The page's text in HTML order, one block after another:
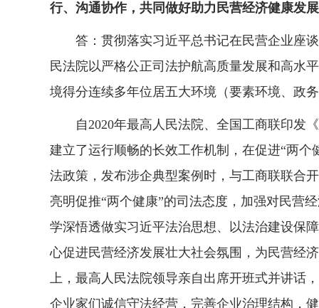
行、沟通协作，共同做好助力民营经济健康发
答：贯彻落实习近平总书记在民营企业座谈
民法院以严格公正司法护航高质量发展和高水
境得分连续多年位居五大环境（要素环境、政
自2020年最高人民法院、全国工商联印发《
建立了运行顺畅的长效工作机制，在促进“两
法政策，发布涉企典型案例时，与工商联联合
亮明促推“两个健康”的司法态度，加强对民营
学深悟透做实习近平法治思想、以法治建设保
心促进民营经济发展壮大社会氛围，为民营经
上，最高人民法院领导亲自出席开班式并讲话
企业家们诚信守法经营，完善企业治理结构，